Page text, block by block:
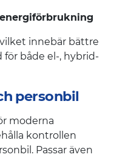
innebär bättre
både el-, hybrid-
personbil
moderna
kontrollen
Passar även